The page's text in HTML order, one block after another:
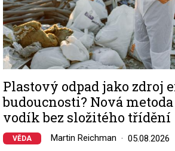
Plastový odpad jako zdroj
budoucnosti? Nová
vodík bez složitého třídění
VĚDA Martin Reichman 05.08.2026